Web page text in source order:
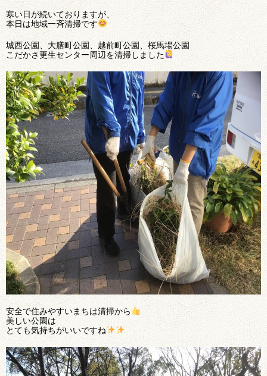
寒い日が続いておりますが、
本日は地域一斉清掃です
城西公園、大膳町公園、越前町公園、桜馬場公園
こだかさ更生センター周辺を清掃しました
安全で住みやすいまちは清掃から
美しい公園は
とても気持ちがいいですね